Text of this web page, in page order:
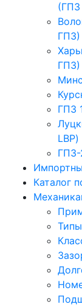
(ГПЗ
ГПЗ)
ГПЗ)
ГПЗ
LBP)
ГПЗ-
Каталог